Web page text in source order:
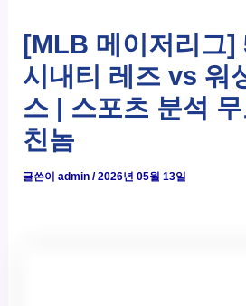
[MLB 메이저리그]
시내티 레즈 vs 워
스 | 스포츠 분석
친놈
글쓴이admin/2026년 05월 13일